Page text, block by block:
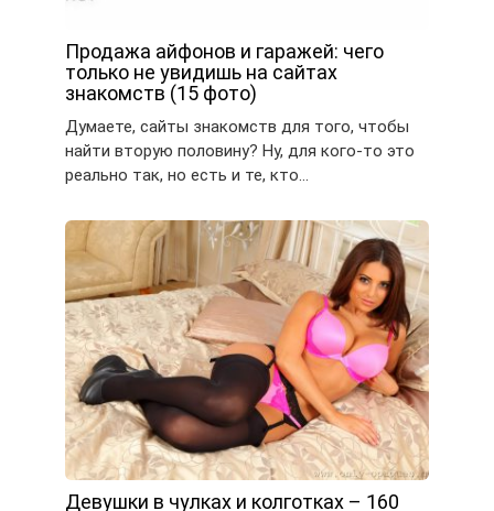
Продажа айфонов и гаражей: чего
только не увидишь на сайтах
знакомств (15 фото)
Думаете, сайты знакомств для того, чтобы
найти вторую половину? Ну, для кого-то это
реально так, но есть и те, кто…
Девушки в чулках и колготках – 160